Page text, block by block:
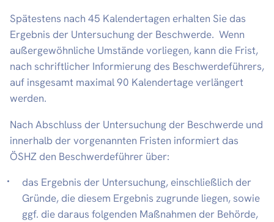
Spätestens nach 45 Kalendertagen erhalten Sie das
Ergebnis der Untersuchung der Beschwerde. Wenn
außergewöhnliche Umstände vorliegen, kann die Frist,
nach schriftlicher Informierung des Beschwerdeführers,
auf insgesamt maximal 90 Kalendertage verlängert
werden.
Nach Abschluss der Untersuchung der Beschwerde und
innerhalb der vorgenannten Fristen informiert das
ÖSHZ den Beschwerdeführer über:
das Ergebnis der Untersuchung, einschließlich der
Gründe, die diesem Ergebnis zugrunde liegen, sowie
ggf. die daraus folgenden Maßnahmen der Behörde,